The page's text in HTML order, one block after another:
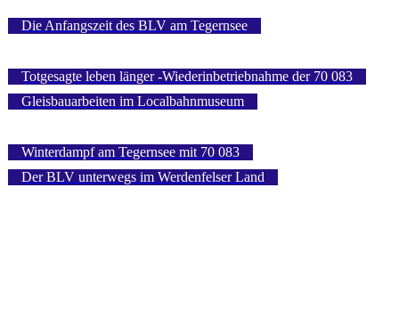
Die Anfangszeit des BLV am Tegernsee
Totgesagte leben länger -Wiederinbetriebnahme der 70 083
Gleisbauarbeiten im Localbahnmuseum
Winterdampf am Tegernsee mit 70 083
Der BLV unterwegs im Werdenfelser Land